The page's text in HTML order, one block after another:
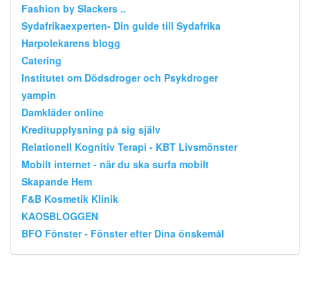
Fashion by Slackers ..
Sydafrikaexperten- Din guide till Sydafrika
Harpolekarens blogg
Catering
Institutet om Dödsdroger och Psykdroger
yampin
Damkläder online
Kreditupplysning på sig själv
Relationell Kognitiv Terapi - KBT Livsmönster
Mobilt internet - när du ska surfa mobilt
Skapande Hem
F&B Kosmetik Klinik
KAOSBLOGGEN
BFO Fönster - Fönster efter Dina önskemål